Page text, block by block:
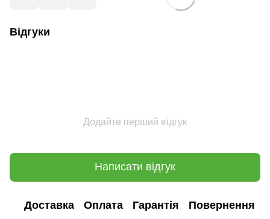
Відгуки
Додайте перший відгук
Написати відгук
Доставка Оплата Гарантія Повернення